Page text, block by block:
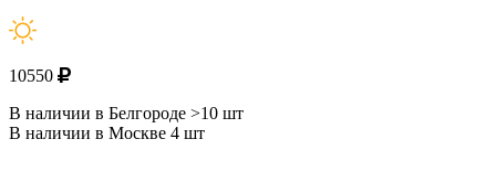
10550
В наличии в Белгороде >10 шт
В наличии в Москве 4 шт